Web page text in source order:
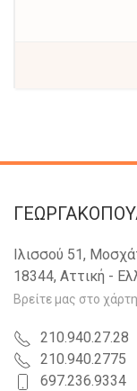
Ιλισσού 51,
18344, Αττική -
Βρείτε μας στο χάρτη
210.940.27.28
210.940.2775
697.236.9334